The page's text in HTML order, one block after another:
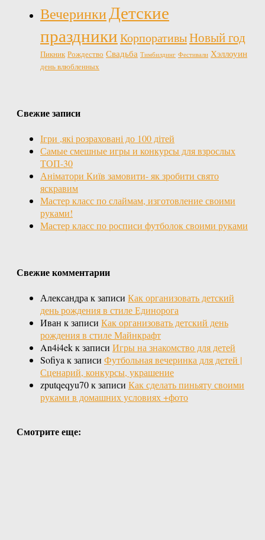
ВечеринкиДетские
праздникиКорпоративыНовый год
Пикник Рождество Свадьба Тимбилдинг Фестивали Хэллоуин
день влюбленных
Свежие записи
Ігри ,які розраховані до 100 дітей
Самые смешные игры и конкурсы для взрослых
ТОП-30
Аніматори Київ замовити- як зробити свято
яскравим
Мастер класс по слаймам, изготовление своими
руками!
Мастер класс по росписи футболок своими руками
Свежие комментарии
Александрак записи Как организовать детский
день рождения в стиле Единорога
Иван к записи Как организовать детский день
рождения в стиле Майнкрафт
An4i4ekк записи Игры на знакомство для детей
Sofiyaк записи Футбольная вечеринка для детей |
Сценарий, конкурсы, украшение
zputqeqyu70к записи Как сделать пиньяту своими
руками в домашних условиях +фото
Смотрите еще: